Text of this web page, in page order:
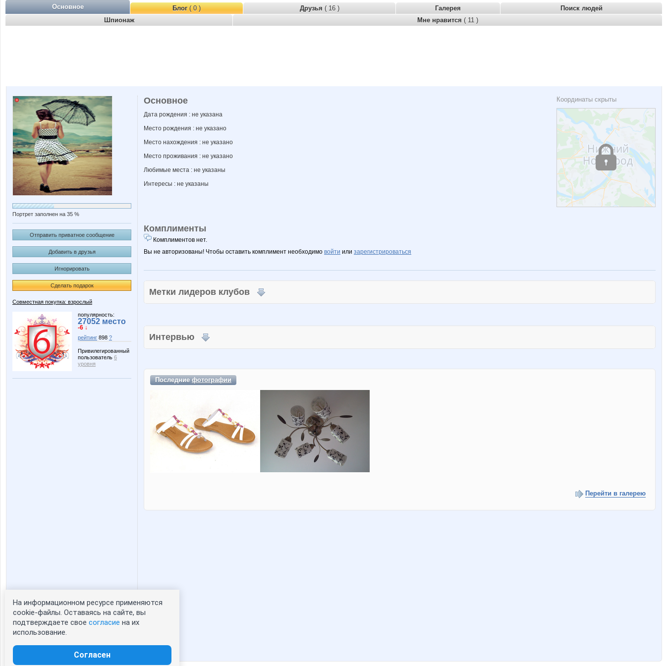
Основное Блог( 0 ) Друзья ( 16 ) Галерея
Поиск людей
Шпионаж
Мне нравится ( 11 )
Портрет заполнен на 35 %
Отправить приватное сообщение
Добавить в друзья
Игнорировать
Сделать подарок
Совместная покупка: взрослый
популярность:
27052 место
-6 ↓
рейтинг 898 ?
Привилегированный
пользователь 6
уровня
Статистика портрета:
сейчас просматривают портрет - 0
зарегистрированные пользователи
Координаты скрыты
Основное
Дата рождения : не указана
Место рождения : не указано
Место нахождения : не указано
Место проживания : не указано
Любимые места : не указаны
Интересы : не указаны
Комплименты
Комплиментов нет.
Вы не авторизованы! Чтобы оставить комплимент необходимо войти или зарегистрироваться
Метки лидеров клубов
Интервью
Последниефотографии
Перейти в галерею
На информационном ресурсе применяются
cookie-файлы. Оставаясь на сайте, вы
подтверждаете свое согласие на их
использование.
Согласен